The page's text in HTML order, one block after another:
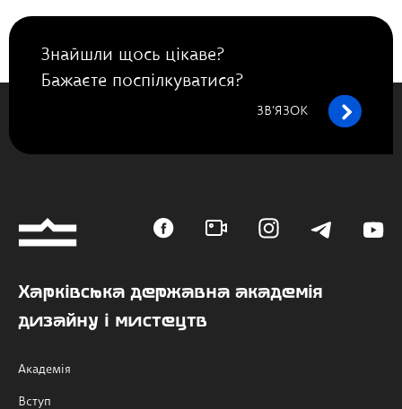
Знайшли щось цікаве?
Бажаєте поспілкуватися?
ЗВ’ЯЗОК
Харківська державна академія
дизайну і мистецтв
Академія
Вступ